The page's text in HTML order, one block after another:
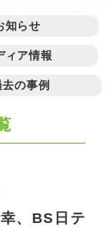
知らせ
ィア情報
去の事例
、BS日テ